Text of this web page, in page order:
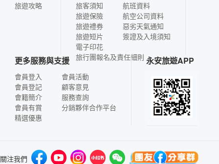
旅遊攻略
旅客須知
旅遊保險
旅遊禮券
旅遊短片
電子印花
航班資料
航空公司資料
惡劣天氣通知
簽證及入境須知
旅行團報名及責任細則
更多服務與支援
會員登入
會員登記
會籍簡介
會員有賞
精選優惠
會員活動
顧客意見
服務查詢
分銷夥伴合作平台
永安旅遊APP
關注我們